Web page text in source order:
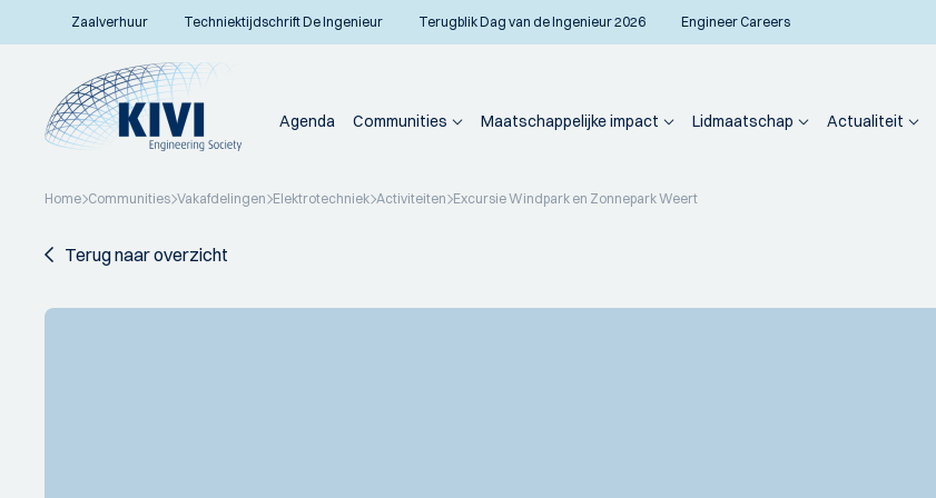
Zaalverhuur Techniektijdschrift De Ingenieur Terugblik Dag van de Ingenieur 2026 Engineer Careers
Agenda Communities Maatschappelijke impact Lidmaatschap Actualiteit
Home Communities Vakafdelingen Elektrotechniek Activiteiten Excursie Windpark en Zonnepark Weert
Terug naar overzicht